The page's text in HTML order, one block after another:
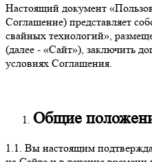
Настоящий документ
Соглашение) представляет
свайных технологий»,
(далее - «Сайт»), заключить
условиях Соглашения.
Общие
1.1. Вы настоящим